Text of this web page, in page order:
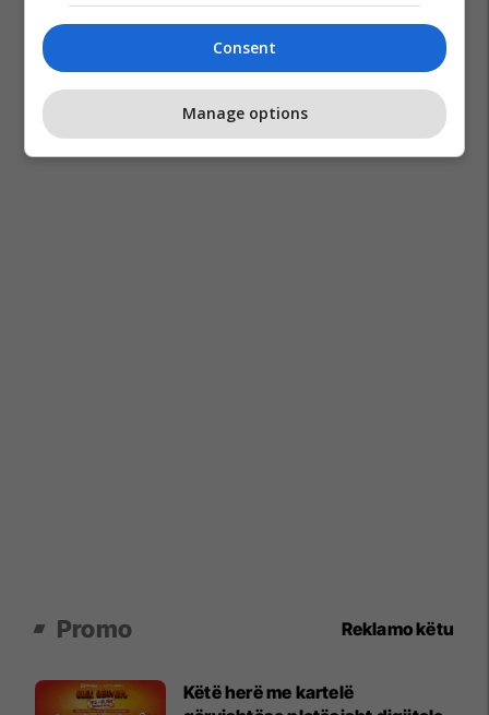
Promo Reklamo këtu
Këtë herë me kartelë
Consent
Manage options